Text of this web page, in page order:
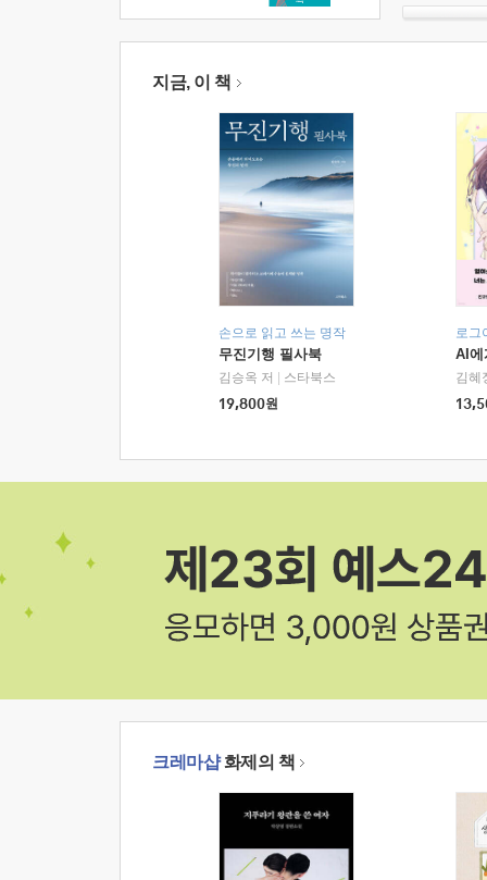
지금, 이 책
손으로 읽고 쓰는 명작
무진기행 필사북
김승옥 저
스타북스
19,800원
로그
AI에
김혜
크레마샵화제의 책